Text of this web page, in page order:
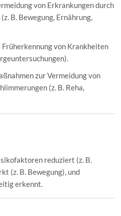
von Erkrankungen durch
B. Bewegung, Ernährung,
Früherkennung von Krankheiten
zur Vermeidung von
(z. B. Reha,
reduziert (z. B.
(z. B. Bewegung), und
erkennt.